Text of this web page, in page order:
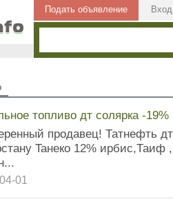
Подать объявление Вход
топливо дт солярка -19%
пpoдавец! Татнефть
Taнeкo 12% иpбиc,Таиф
01